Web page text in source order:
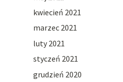
kwiecień 2021
marzec 2021
luty 2021
styczeń 2021
grudzień 2020